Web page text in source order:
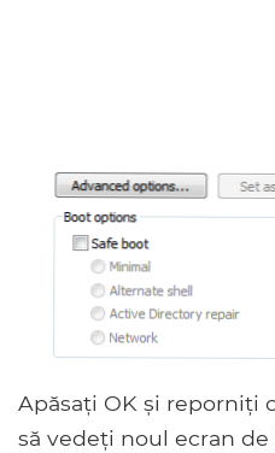
Apăsați OK și reporniți
să vedeți noul ecran